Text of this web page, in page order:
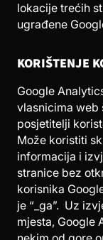
lokacije trećih
ugrađene
KORIŠTENJE
Google
vlasnicima web
posjetitelji
Može koristiti
informacija i
stranice bez
korisnika
je “_ga”. Uz
mjesta, Google